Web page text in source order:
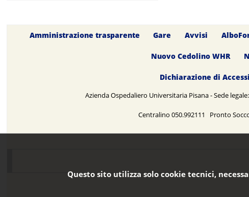
Amministrazione trasparente Gare Avvisi
Nuovo Cedolino WHR
Dichiarazione di
Azienda Ospedaliero Universitaria Pisana - Sede
Centralino 050.992111 Pronto
Questo sito utilizza solo cookie tecnici,